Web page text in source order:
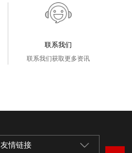
联系我们
联系我们获取更多资讯
友情链接